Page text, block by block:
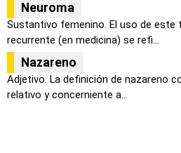
Neuroma
Sustantivo femenino. El uso de este
recurrente (en medicina) se refi...
Nazareno
Adjetivo. La definición de nazareno
relativo y concerniente a...